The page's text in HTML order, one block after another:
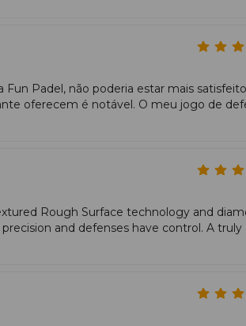
Future Attack 12k Alum
Fun Padel, não poderia estar mais
oferecem é notável. O meu jogo de
Rough Surface technology and
and defenses have control. A truly